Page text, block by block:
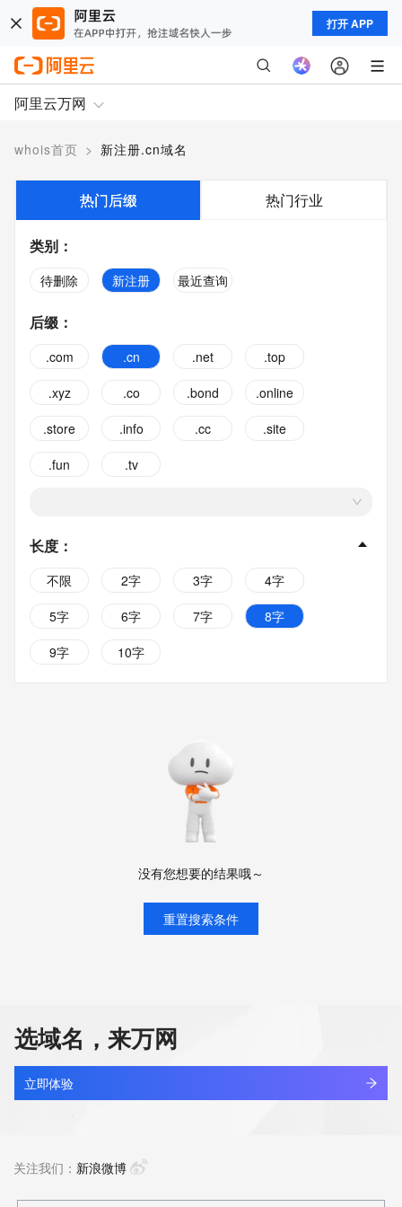
打开 APP
阿里云万网
whois首页 > 新注册.cn域名
热门后缀 热门行业
类别 ：
待删除 新注册 最近查询
后缀 ：
.com .cn .net
.top
.xyz
.co .bond
.online
.store
.info .cc
.site
.fun
.tv
长度 ：
不限 2字 3字
4字
5字
6字 7字
8字
9字
10字
没有您想要的结果哦～
重置搜索条件
选域名，来万网
立即体验
关注我们： 新浪微博